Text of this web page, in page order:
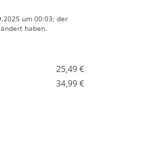
um 00:03; der
haben.
25,49 €
34,99 €